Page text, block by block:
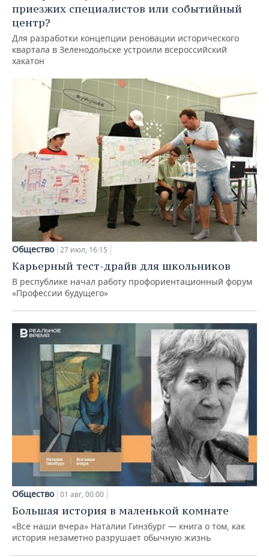
приезжих специалистов или событийный
центр?
Для разработки концепции реновации исторического
квартала в Зеленодольске устроили всероссийский
хакатон
Общество 27 июл, 16:15
Карьерный тест-драйв для школьников
В республике начал работу профориентационный форум
«Профессии будущего»
Общество 01 авг, 00:00
Большая история в маленькой комнате
«Все наши вчера» Наталии Гинзбург — книга о том, как
история незаметно разрушает обычную жизнь